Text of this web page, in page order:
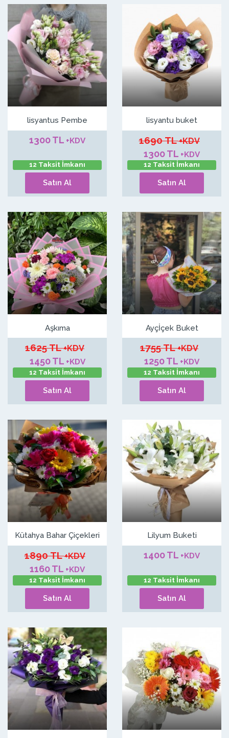
lisyantus Pembe
1300 TL +KDV
12 Taksit İmkanı
Satın Al
lisyantu buket
1690 TL+KDV
1300 TL +KDV
12 Taksit İmkanı
Satın Al
Aşkıma
1625 TL+KDV
1450 TL +KDV
12 Taksit İmkanı
Satın Al
Ayçİçek Buket
1755 TL+KDV
1250 TL +KDV
12 Taksit İmkanı
Satın Al
Kütahya Bahar Çiçekleri
1890 TL+KDV
1160 TL +KDV
12 Taksit İmkanı
Satın Al
Lilyum Buketi
1400 TL +KDV
12 Taksit İmkanı
Satın Al